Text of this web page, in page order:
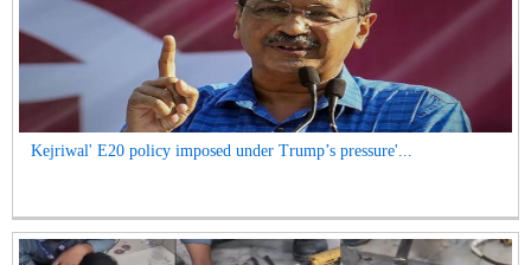
Kejriwal' E20 policy imposed under Trump’s pressure'...